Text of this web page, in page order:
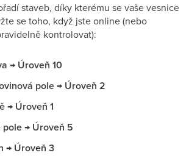
staveb, díky kterému se vaše vesnice
se toho, když jste online (nebo
kontrolovat):
→ Úroveň 10
pole → Úroveň 2
→ Úroveň 1
→ Úroveň 5
→ Úroveň 3